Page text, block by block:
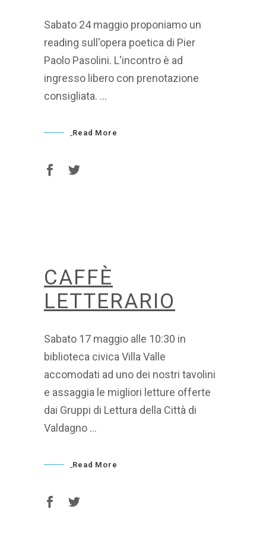
Sabato 24 maggio proponiamo un
reading sull'opera poetica di Pier
Paolo Pasolini. L'incontro è ad
ingresso libero con prenotazione
consigliata.
Read More
CAFFÈ
LETTERARIO
Sabato 17 maggio alle 10:30 in
biblioteca civica Villa Valle
accomodati ad uno dei nostri tavolini
e assaggia le migliori letture offerte
dai Gruppi di Lettura della Città di
Valdagno
Read More